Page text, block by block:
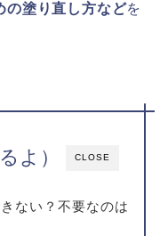
の塗り直し方などを
CLOSE
よ）
ない？不要なのは